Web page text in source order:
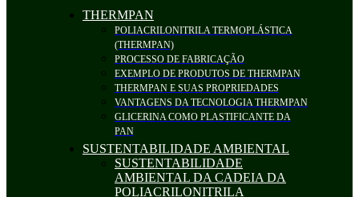
THERMPAN
POLIACRILONITRILA TERMOPLÁSTICA
(THERMPAN)
PROCESSO DE FABRICAÇÃO
EXEMPLO DE PRODUTOS DE THERMPAN
THERMPAN E SUAS PROPRIEDADES
VANTAGENS DA TECNOLOGIA THERMPAN
GLICERINA COMO PLASTIFICANTE DA
PAN
SUSTENTABILIDADE AMBIENTAL
SUSTENTABILIDADE
AMBIENTAL DA CADEIA DA
POLIACRILONITRILA